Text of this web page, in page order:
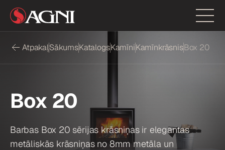
AtpakaļSākumsKatalogsKamīniKamīnkrāsnisBox 20
Box 20
Barbas Box 20 sērijas krāsniņas ir elegantas
metāliskās krāsniņas no 8mm metāla un